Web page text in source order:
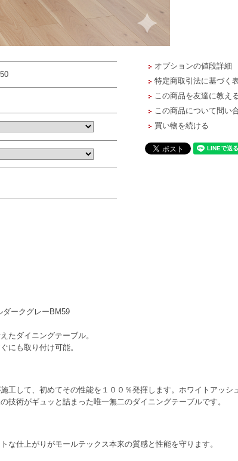
オプションの値段詳細
特定商取引法に基づく
この商品を友達に教え
この商品について問い
買い物を続ける
ダークグレーBM59
たダイニングテーブル。
にも取り付け可能。
工して、初めてその性能を１００％発揮します。ホワイトアッシ
術がギュッと詰まった唯一無二のダイニングテーブルです。
仕上がりがモールテックス本来の質感と性能を守ります。